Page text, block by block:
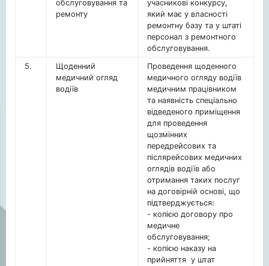
обслуговування та
ремонту
учасникові конкурсу,
який має у власності
ремонтну базу та у штаті
персонал з ремонтного
обслуговування.
5.
Щоденний
медичний огляд
водіїв
Проведення щоденного
медичного огляду водіїв
медичним працівником
та наявність спеціально
відведеного приміщення
для проведення
щозмінних
передрейсових та
післярейсових медичних
оглядів водіїв або
отримання таких послуг
на договірній основі, що
підтверджується:
- копією договору про
медичне
обслуговування;
- копією наказу на
прийняття у штат